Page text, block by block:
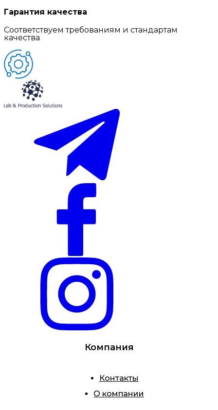
Гарантия качества
Соответствуем требованиям и стандартам
качества
Компания
Контакты
О компании